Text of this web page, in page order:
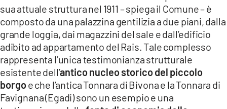
sua attuale struttura nel 1911 – spiega il Comune – è
composto da una palazzina gentilizia a due piani, dalla
grande loggia, dai magazzini del sale e dall’edificio
adibito ad appartamento del Rais. Tale complesso
rappresenta l’unica testimonianza strutturale
esistente dell’antico nucleo storico del piccolo
borgoe che l’antica Tonnara di Bivona e la Tonnara di
Favignana (Egadi) sono un esempio e una